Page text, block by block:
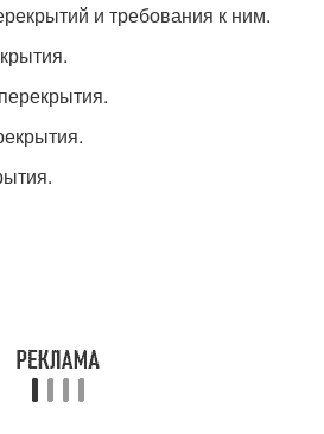
и требования к ним.